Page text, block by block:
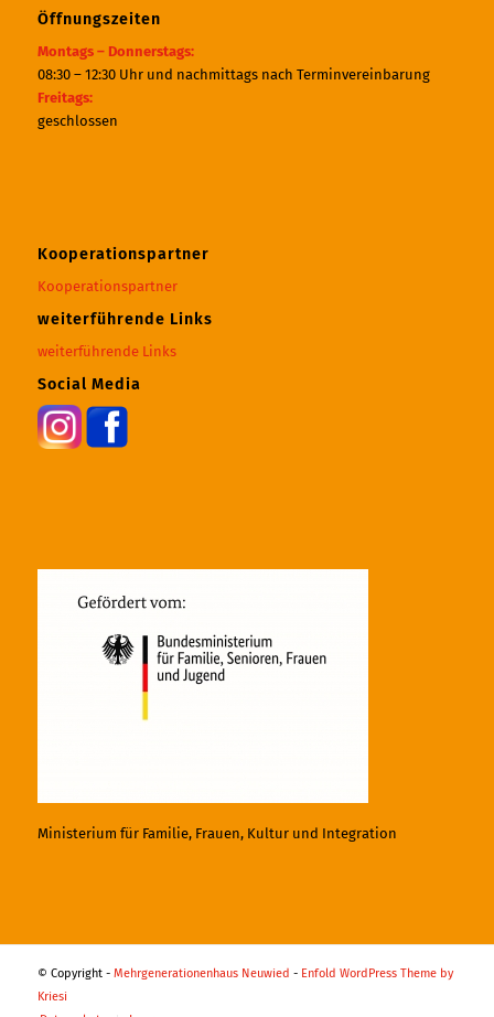
Öffnungszeiten
Montags – Donnerstags:
08:30 – 12:30 Uhr und nachmittags nach Terminvereinbarung
Freitags:
geschlossen
Kooperationspartner
Kooperationspartner
weiterführende Links
weiterführende Links
Social Media
Ministerium für Familie, Frauen, Kultur und Integration
© Copyright - Mehrgenerationenhaus Neuwied - Enfold WordPress Theme by
Kriesi